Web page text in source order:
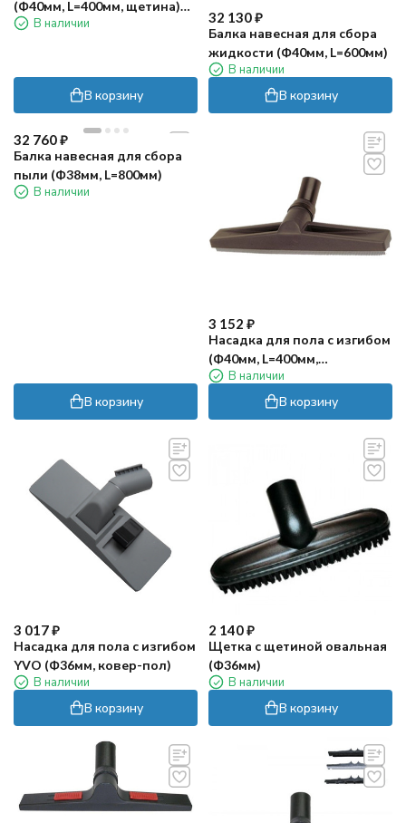
(Ф40мм, L=400мм, щетина)
IPCВ наличии
В корзину
32 130₽
Балка навесная для сбора
жидкости (Ф40мм, L=600мм)
В наличии
В корзину
32 760₽
Балка навесная для сбора
пыли (Ф38мм, L=800мм)
В наличии
В корзину
3 152 ₽
Насадка для пола с изгибом
(Ф40мм, L=400мм,
рез.стяжки)
В наличии
В корзину
3 017₽
Насадка для пола с изгибом
YVO (Ф36мм, ковер-пол)
В наличии
В корзину
2 140₽
Щетка с щетиной овальная
(Ф36мм)
В наличии
В корзину